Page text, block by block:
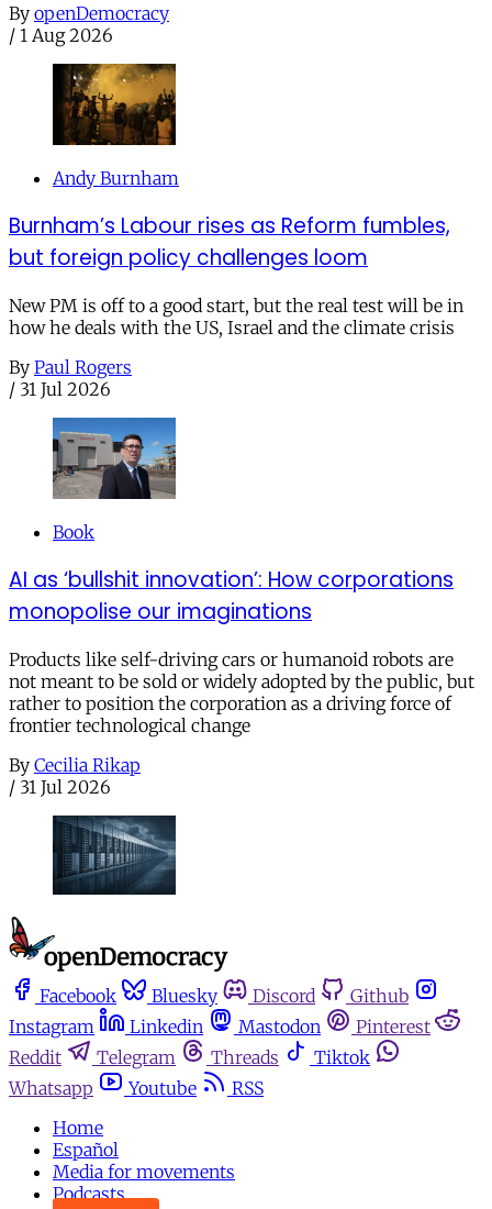
By openDemocracy
/ 1 Aug 2026
Andy Burnham
Burnham’s Labour rises as Reform fumbles,
but foreign policy challenges loom
New PM is off to a good start, but the real test will be in
how he deals with the US, Israel and the climate crisis
By Paul Rogers
/ 31 Jul 2026
Book
AI as ‘bullshit innovation’: How corporations
monopolise our imaginations
Products like self-driving cars or humanoid robots are
not meant to be sold or widely adopted by the public, but
rather to position the corporation as a driving force of
frontier technological change
By Cecilia Rikap
/ 31 Jul 2026
Facebook Bluesky Discord
Github
Instagram
Linkedin Mastodon
Pinterest
Reddit
Telegram Threads
Tiktok
Whatsapp
Youtube
RSS
Home
Español
Media for movements
Podcasts